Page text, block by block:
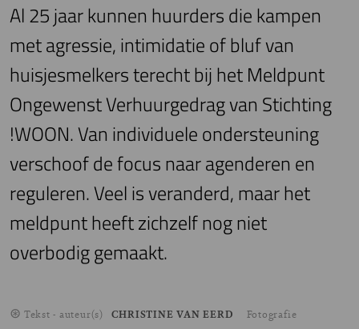
Al 25 jaar kunnen huurders die kampen
met agressie, intimidatie of bluf van
huisjesmelkers terecht bij het Meldpunt
Ongewenst Verhuurgedrag van Stichting
!WOON. Van individuele ondersteuning
verschoof de focus naar agenderen en
reguleren. Veel is veranderd, maar het
meldpunt heeft zichzelf nog niet
overbodig gemaakt.
Tekst - auteur(s) CHRISTINE VAN EERD
Fotografie